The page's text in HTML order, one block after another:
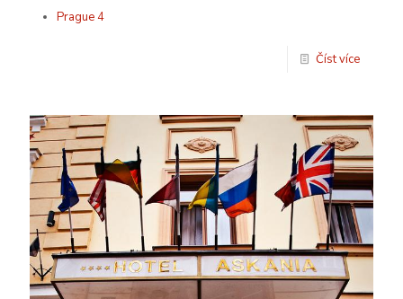
Prague 4
Číst více